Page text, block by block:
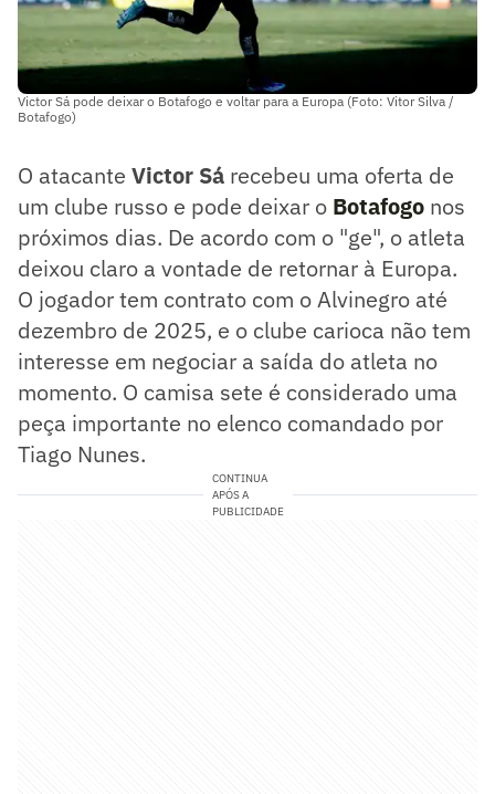
Victor Sá pode deixar o Botafogo e voltar para a Europa (Foto: Vitor Silva /
Botafogo)
O atacante Victor Sá recebeu uma oferta de
um clube russo e pode deixar o Botafogo nos
próximos dias. De acordo com o "ge", o atleta
deixou claro a vontade de retornar à Europa.
O jogador tem contrato com o Alvinegro até
dezembro de 2025, e o clube carioca não tem
interesse em negociar a saída do atleta no
momento. O camisa sete é considerado uma
peça importante no elenco comandado por
Tiago Nunes.
CONTINUA
APÓS A
PUBLICIDADE